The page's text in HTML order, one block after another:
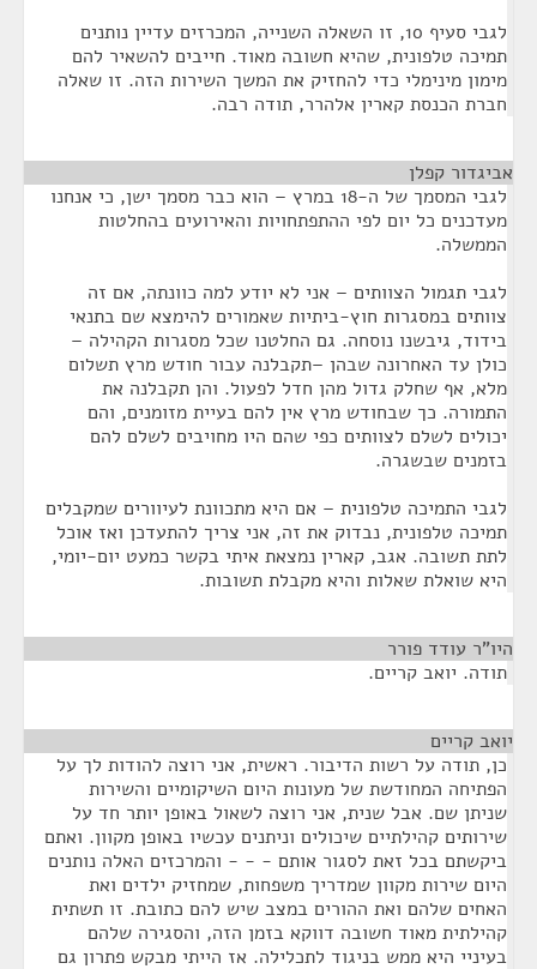
לגבי סעיף 10, זו השאלה השנייה, המכרזים עדיין נותנים
תמיכה טלפונית, שהיא חשובה מאוד. חייבים להשאיר להם
מימון מינימלי כדי להחזיק את המשך השירות הזה. זו שאלה
חברת הכנסת קארין אלהרר, תודה רבה.
אביגדור קפלן
לגבי המסמך של ה-18 במרץ – הוא כבר מסמך ישן, כי אנחנו
מעדכנים כל יום לפי ההתפתחויות והאירועים בהחלטות
הממשלה.
לגבי תגמול הצוותים – אני לא יודע למה כוונתה, אם זה
צוותים במסגרות חוץ-ביתיות שאמורים להימצא שם בתנאי
בידוד, גיבשנו נוסחה. גם החלטנו שכל מסגרות הקהילה –
כולן עד האחרונה שבהן –תקבלנה עבור חודש מרץ תשלום
מלא, אף שחלק גדול מהן חדל לפעול. והן תקבלנה את
התמורה. כך שבחודש מרץ אין להם בעיית מזומנים, והם
יכולים לשלם לצוותים כפי שהם היו מחויבים לשלם להם
בזמנים שבשגרה.
לגבי התמיכה טלפונית – אם היא מתכוונת לעיוורים שמקבלים
תמיכה טלפונית, נבדוק את זה, אני צריך להתעדכן ואז אוכל
לתת תשובה. אגב, קארין נמצאת איתי בקשר כמעט יום-יומי,
היא שואלת שאלות והיא מקבלת תשובות.
היו"ר עודד פורר
תודה. יואב קריים.
יואב קריים
כן, תודה על רשות הדיבור. ראשית, אני רוצה להודות לך על
הפתיחה המחודשת של מעונות היום השיקומיים והשירות
שניתן שם. אבל שנית, אני רוצה לשאול באופן יותר חד על
שירותים קהילתיים שיכולים וניתנים עכשיו באופן מקוון. ואתם
ביקשתם בכל זאת לסגור אותם - - - והמרכזים האלה נותנים
היום שירות מקוון שמדריך משפחות, שמחזיק ילדים ואת
האחים שלהם ואת ההורים במצב שיש להם כתובת. זו תשתית
קהילתית מאוד חשובה דווקא בזמן הזה, והסגירה שלהם
בעיניי היא ממש בניגוד לתכלילה. אז הייתי מבקש פתרון גם